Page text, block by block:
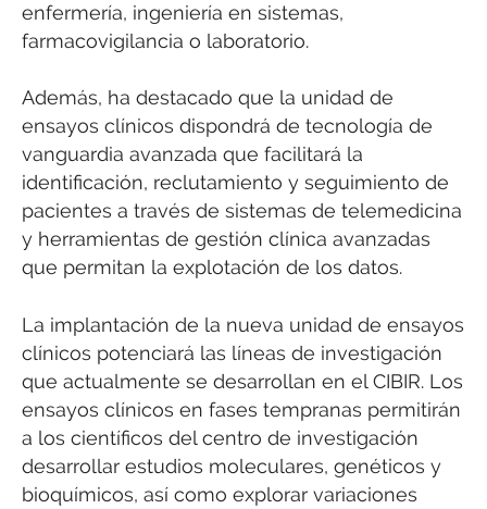
enfermería, ingeniería en sistemas,
farmacovigilancia o laboratorio.
Además, ha destacado que la unidad de
ensayos clínicos dispondrá de tecnología de
vanguardia avanzada que facilitará la
identificación, reclutamiento y seguimiento de
pacientes a través de sistemas de telemedicina
y herramientas de gestión clínica avanzadas
que permitan la explotación de los datos.
La implantación de la nueva unidad de ensayos
clínicos potenciará las líneas de investigación
que actualmente se desarrollan en el CIBIR. Los
ensayos clínicos en fases tempranas permitirán
a los científicos del centro de investigación
desarrollar estudios moleculares, genéticos y
bioquímicos, así como explorar variaciones